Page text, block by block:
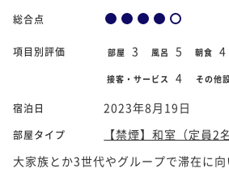
総合点
項目別評価 部屋 3 風呂 5 朝食 4
接客・サービス 4 その他
宿泊日 2023年8月19日
部屋タイプ
【禁煙】和室（定員2
大家族とか3世代やグループで滞在に